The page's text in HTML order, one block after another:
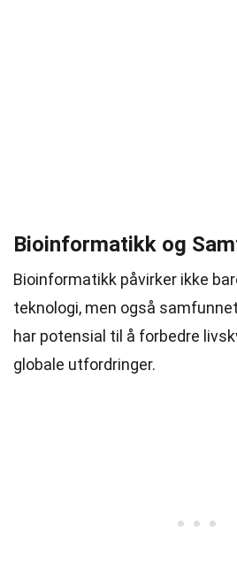
Bioinformatikk og
Bioinformatikk påvirker ikke
teknologi, men også
har potensial til å forbedre
globale utfordringer.